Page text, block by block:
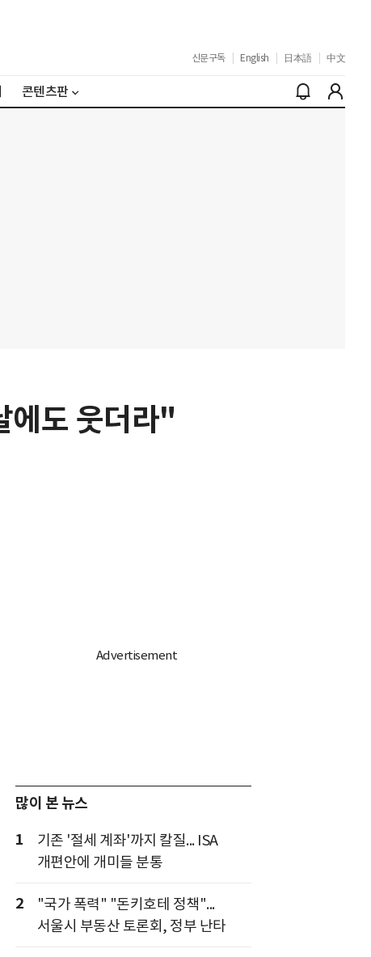
신문구독 English 日本語 中文
콘텐츠판
에도 웃더라"
많이 본 뉴스
1
기존 '절세 계좌'까지 칼질... ISA
개편안에 개미들 분통
2
"국가 폭력" "돈키호테 정책"...
서울시 부동산 토론회, 정부 난타